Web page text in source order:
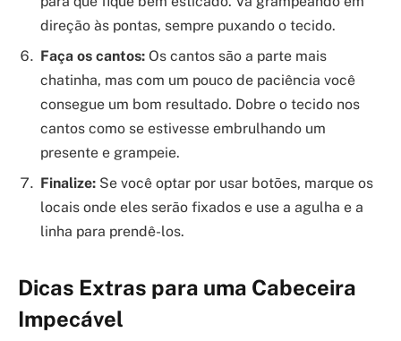
direção às pontas, sempre puxando o tecido.
Faça os cantos: Os cantos são a parte mais
chatinha, mas com um pouco de paciência você
consegue um bom resultado. Dobre o tecido nos
cantos como se estivesse embrulhando um
presente e grampeie.
Finalize: Se você optar por usar botões, marque os
locais onde eles serão fixados e use a agulha e a
linha para prendê-los.
Dicas Extras para uma Cabeceira
Impecável